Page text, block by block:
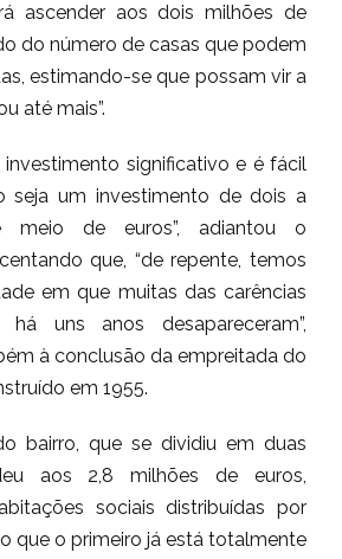
ascender aos dois milhões de
do número de casas que podem
estimando-se que possam vir a
até mais”.
investimento significativo e é fácil
seja um investimento de dois a
meio de euros”, adiantou o
que, “de repente, temos
em que muitas das carências
uns anos desapareceram”,
à conclusão da empreitada do
em 1955.
bairro, que se dividiu em duas
aos 2,8 milhões de euros,
sociais distribuídas por
que o primeiro já está totalmente